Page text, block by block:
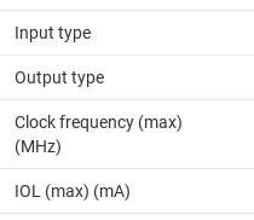
Input type
Output type
Clock frequency (max)
(MHz)
IOL (max) (mA)